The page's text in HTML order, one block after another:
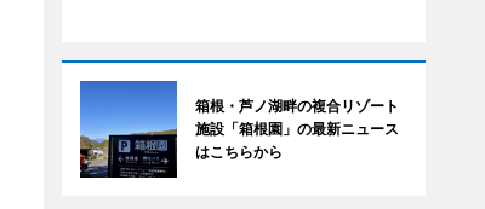
箱根・芦ノ湖畔の複合リゾート
施設「箱根園」の最新ニュース
はこちらから